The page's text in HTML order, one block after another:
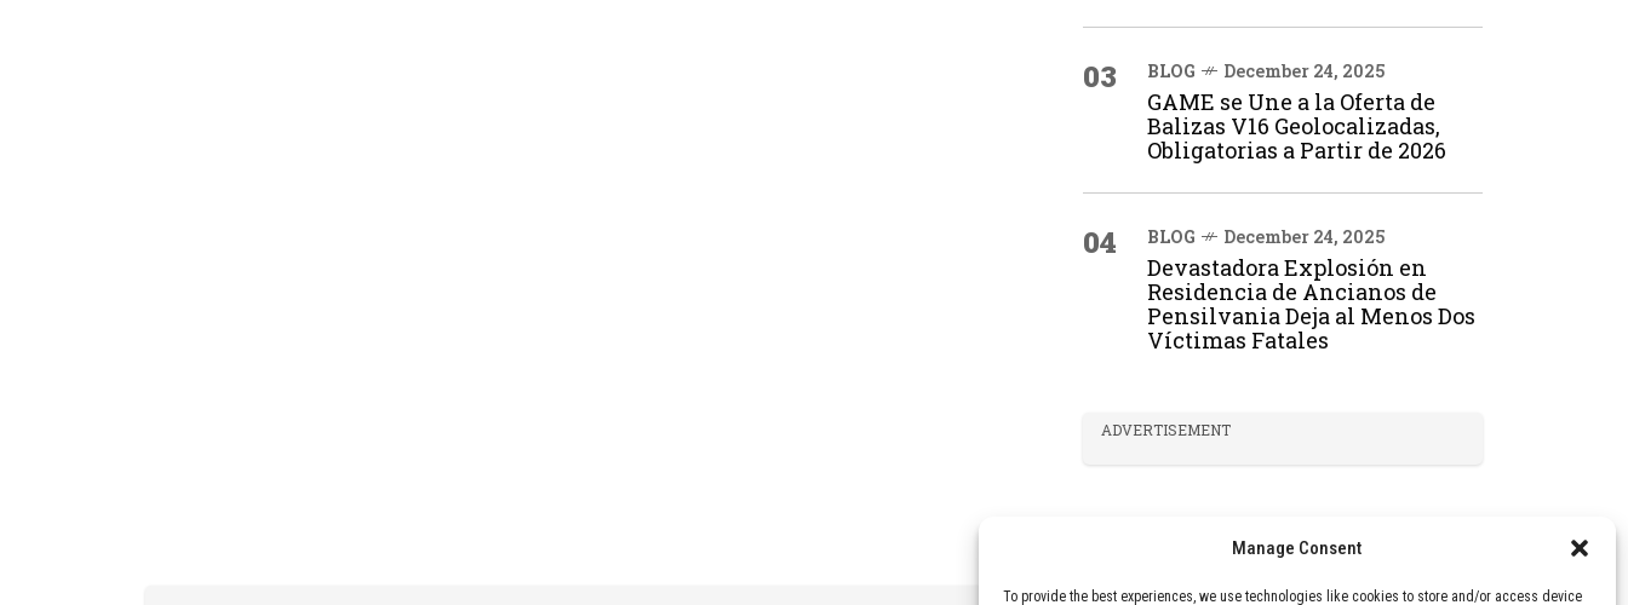
Manage Consent
To provide the best experiences, we use technologies like cookies to store and/or access device
03 BLOG December 24, 2025
GAME se Une a la Oferta de
Balizas V16 Geolocalizadas,
Obligatorias a Partir de 2026
04 BLOG December 24, 2025
Devastadora Explosión en
Residencia de Ancianos de
Pensilvania Deja al Menos Dos
Víctimas Fatales
ADVERTISEMENT